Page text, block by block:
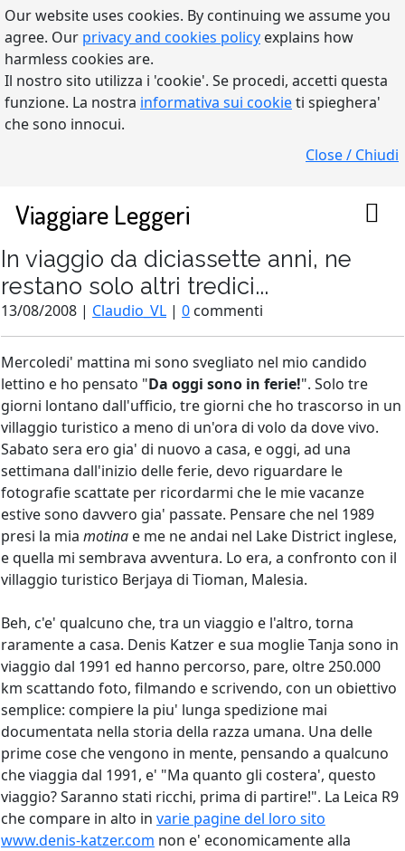
Our website uses cookies. By continuing we assume you
agree. Our privacy and cookies policy explains how
harmless cookies are.
Il nostro sito utilizza i 'cookie'. Se procedi, accetti questa
funzione. La nostra informativa sui cookieti spieghera'
che sono innocui.
Close / Chiudi
Viaggiare Leggeri
In viaggio da diciassette anni, ne
restano solo altri tredici...
13/08/2008 | Claudio_VL | 0 commenti
Mercoledi' mattina mi sono svegliato nel mio candido
lettino e ho pensato "Da oggi sono in ferie!". Solo tre
giorni lontano dall'ufficio, tre giorni che ho trascorso in un
villaggio turistico a meno di un'ora di volo da dove vivo.
Sabato sera ero gia' di nuovo a casa, e oggi, ad una
settimana dall'inizio delle ferie, devo riguardare le
fotografie scattate per ricordarmi che le mie vacanze
estive sono davvero gia' passate. Pensare che nel 1989
presi la mia motina e me ne andai nel Lake District inglese,
e quella mi sembrava avventura. Lo era, a confronto con il
villaggio turistico Berjaya di Tioman, Malesia.
Beh, c'e' qualcuno che, tra un viaggio e l'altro, torna
raramente a casa. Denis Katzer e sua moglie Tanja sono in
viaggio dal 1991 ed hanno percorso, pare, oltre 250.000
km scattando foto, filmando e scrivendo, con un obiettivo
semplice: compiere la piu' lunga spedizione mai
documentata nella storia della razza umana. Una delle
prime cose che vengono in mente, pensando a qualcuno
che viaggia dal 1991, e' "Ma quanto gli costera', questo
viaggio? Saranno stati ricchi, prima di partire!". La Leica R9
che compare in alto in varie pagine del loro sito
www.denis-katzer.com non e' economicamente alla